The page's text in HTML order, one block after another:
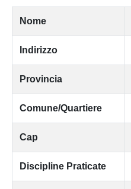
Nome
Indirizzo
Provincia
Comune/Quartiere
Cap
Discipline Praticate